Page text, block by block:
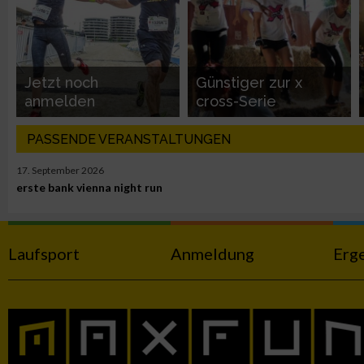
Jetzt noch
anmelden
Günstiger zur x
cross-Serie
PASSENDE VERANSTALTUNGEN
17. September 2026
erste bank vienna night run
Laufsport Anmeldung
Funktional
Werbung